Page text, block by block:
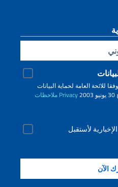
للائحة العامة لحماية البيانات
Privacy ملاحظات
لأستقبل